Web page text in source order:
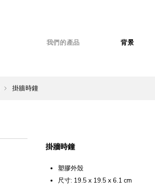
我們的產品 背景
掛牆時鐘
掛牆時鐘
塑膠外殼
尺寸: 19.5 x 19.5 x 6.1 cm